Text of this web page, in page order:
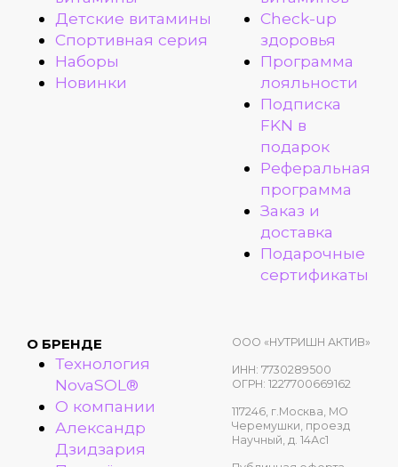
Детские витамины
Спортивная серия
Наборы
Новинки
Check-up
здоровья
Программа
лояльности
Подписка
FKN в
подарок
Реферальная
программа
Заказ и
доставка
Подарочные
сертификаты
О БРЕНДЕ
Технология
NovaSOL®
О компании
Александр
Дзидзария
ООО «НУТРИШН АКТИВ»
ИНН: 7730289500
ОГРН: 1227700669162
117246, г.Москва, МО
Черемушки, проезд
Научный, д. 14Ас1